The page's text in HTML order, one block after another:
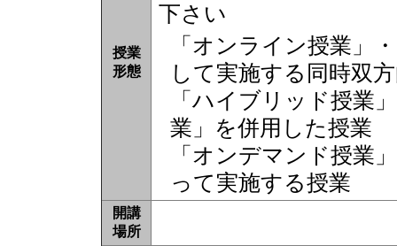
授業
形態
下さい
「オンライン授業」
して実施する同時双
「ハイブリッド授業
業」を併用した授業
「オンデマンド授業
って実施する授業
開講
場所